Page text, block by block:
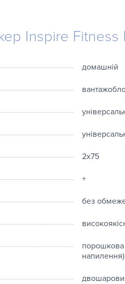
Inspire Fitness
домашній
2x75
+
без
порошкова
напилення)